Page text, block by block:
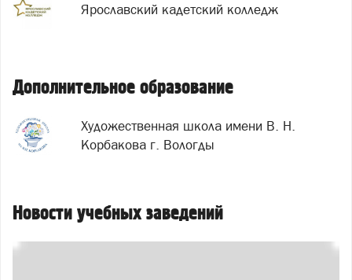
Ярославский кадетский колледж
Дополнительное образование
Художественная школа имени В. Н.
Корбакова г. Вологды
Новости учебных заведений